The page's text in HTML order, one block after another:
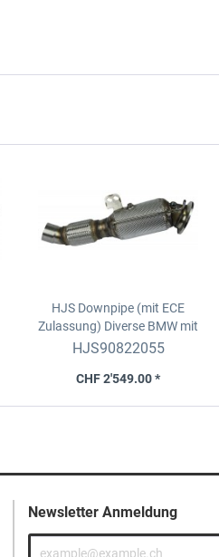
HJS Downpipe (mit ECE
Zulassung) Diverse BMW mit
Motor 3.0 Liter B58 B30A +
HJS90822055
CHF 2'549.00 *
Newsletter Anmeldung